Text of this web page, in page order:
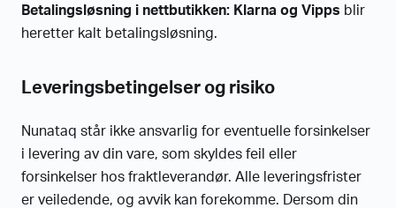
Betalingsløsning i nettbutikken: Klarna og Vipps blir
heretter kalt betalingsløsning.
Leveringsbetingelser og risiko
Nunataq står ikke ansvarlig for eventuelle forsinkelser
i levering av din vare, som skyldes feil eller
forsinkelser hos fraktleverandør. Alle leveringsfrister
er veiledende, og avvik kan forekomme. Dersom din